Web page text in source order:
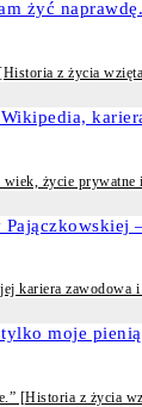
z życia
życie prywatne
kariera zawodowa
[Historia z życia